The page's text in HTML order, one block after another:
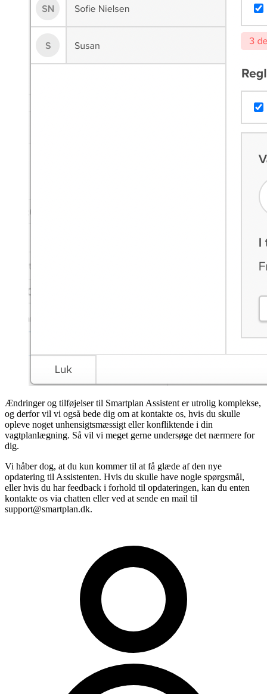
Ændringer og tilføjelser til Smartplan Assistent er utrolig komplekse,
og derfor vil vi også bede dig om at kontakte os, hvis du skulle
opleve noget unhensigtsmæssigt eller konfliktende i din
vagtplanlægning. Så vil vi meget gerne undersøge det nærmere for
dig.
Vi håber dog, at du kun kommer til at få glæde af den nye
opdatering til Assistenten. Hvis du skulle have nogle spørgsmål,
eller hvis du har feedback i forhold til opdateringen, kan du enten
kontakte os via chatten eller ved at sende en mail til
support@smartplan.dk.